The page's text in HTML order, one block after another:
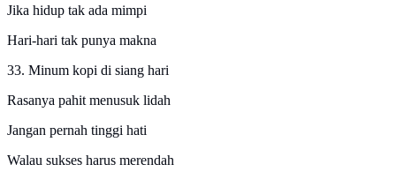
Jika hidup tak ada mimpi
Hari-hari tak punya makna
33. Minum kopi di siang hari
Rasanya pahit menusuk lidah
Jangan pernah tinggi hati
Walau sukses harus merendah